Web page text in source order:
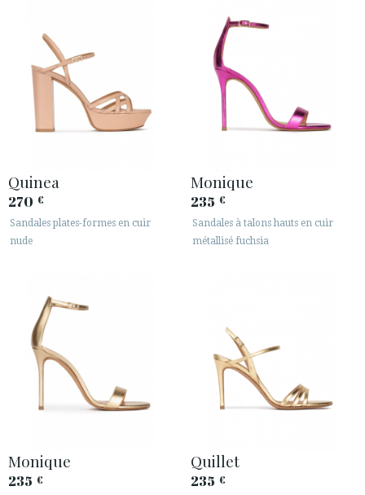
Quinea
270 €
Sandales plates-formes en cuir
nude
Monique
235 €
Sandales à talons hauts en cuir
métallisé fuchsia
Monique
235 €
Quillet
235 €